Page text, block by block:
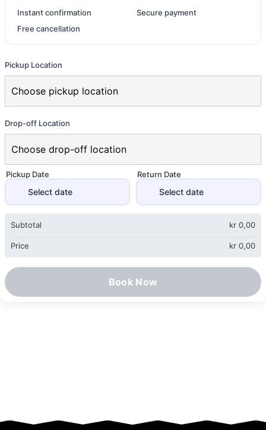
Instant confirmation
Secure payment
Free cancellation
Pickup Location
Drop-off Location
Pickup Date Return Date
Subtotal kr 0,00
Price kr 0,00
Book Now